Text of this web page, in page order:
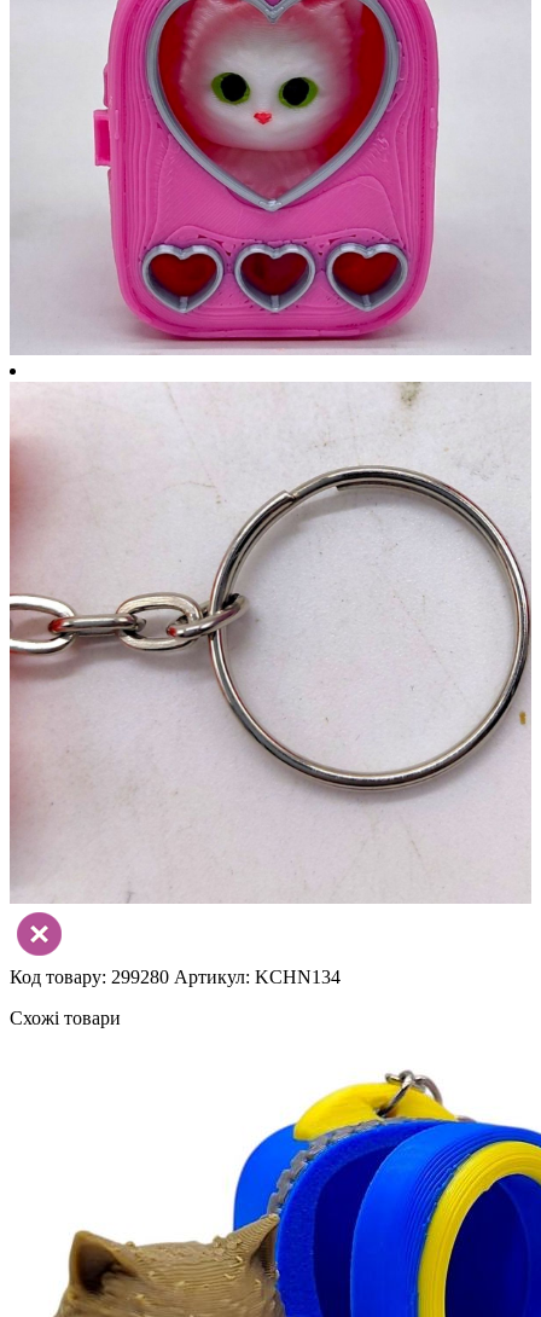
Код товару: 299280 Артикул: KCHN134
Схожі товари